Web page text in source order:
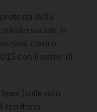
della
sociale in
contro
con il nome di
(sulle otto
territorio